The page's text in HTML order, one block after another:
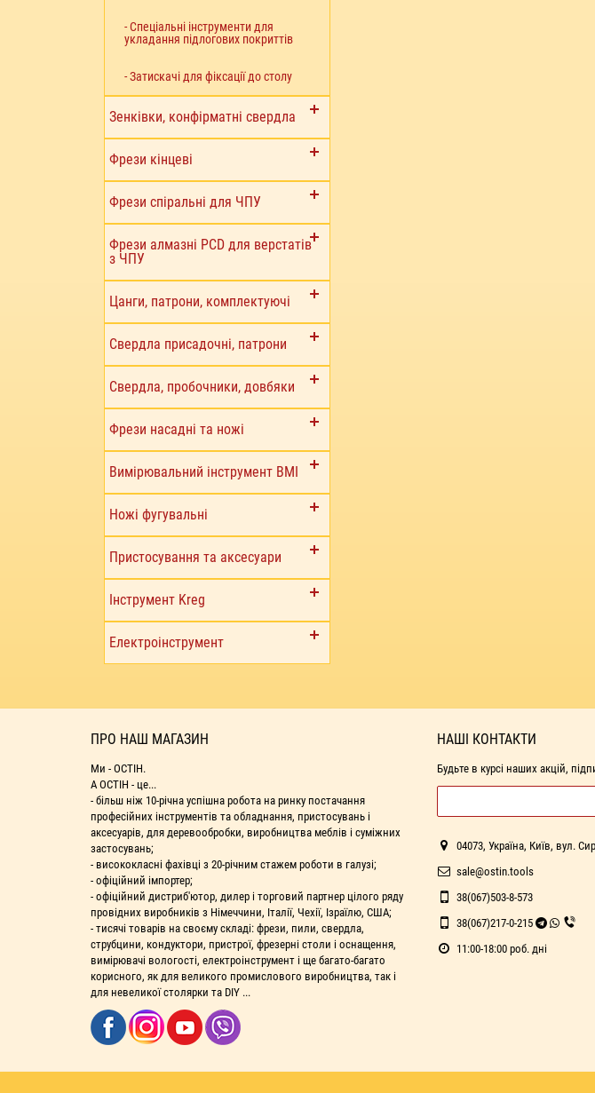
- Спеціальні інструменти для
укладання підлогових покриттів
- Затискачі для фіксації до столу
Зенківки, конфірматні свердла
Фрези кінцеві
Фрези спіральні для ЧПУ
Фрези алмазні PCD для верстатів
з ЧПУ
Цанги, патрони, комплектуючі
Свердла присадочні, патрони
Свердла, пробочники, довбяки
Фрези насадні та ножі
Вимірювальний інструмент BMI
Ножі фугувальні
Пристосування та аксесуари
Інструмент Kreg
Електроінструмент
ПРО НАШ МАГАЗИН
Ми - ОСТІН.
А ОСТІН - це...
- більш ніж 10-річна успішна робота на ринку постачання
професійних інструментів та обладнання, пристосувань і
аксесуарів, для деревообробки, виробництва меблів і суміжних
застосувань;
- висококласні фахівці з 20-річним стажем роботи в галузі;
- офіційний імпортер;
- офіційний дистриб'ютор, дилер і торговий партнер цілого ряду
провідних виробників з Німеччини, Італії, Чехії, Ізраїлю, США;
- тисячі товарів на своєму складі: фрези, пили, свердла,
струбцини, кондуктори, пристрої, фрезерні столи і оснащення,
вимірювачі вологості, електроінструмент і ще багато-багато
корисного, як для великого промислового виробництва, так і
для невеликої столярки та DIY ...
НАШІ КОНТАКТИ
Будьте в курсі наших акцій,
04073, Україна, Київ, вул.
sale@ostin.tools
38(067)503-8-573
38(067)217-0-215
11:00-18:00 роб. дні